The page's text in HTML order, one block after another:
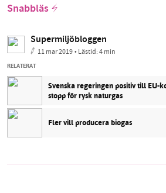
Snabbläs
Supermiljöbloggen
11 mar 2019• Lästid:4 min
RELATERAT
Svenska regeringen positiv till EU-
stopp för rysk naturgas
Fler vill producera biogas